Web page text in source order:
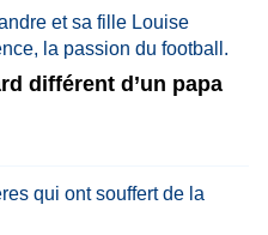
différent d’un papa